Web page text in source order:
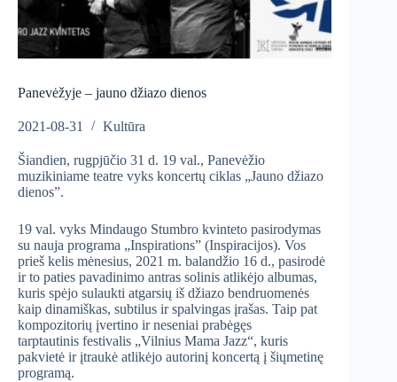
Panevėžyje – jauno džiazo dienos
2021-08-31 Kultūra
Šiandien, rugpjūčio 31 d. 19 val., Panevėžio
muzikiniame teatre vyks koncertų ciklas „Jauno džiazo
dienos”.
19 val. vyks Mindaugo Stumbro kvinteto pasirodymas
su nauja programa „Inspirations” (Inspiracijos). Vos
prieš kelis mėnesius, 2021 m. balandžio 16 d., pasirodė
ir to paties pavadinimo antras solinis atlikėjo albumas,
kuris spėjo sulaukti atgarsių iš džiazo bendruomenės
kaip dinamiškas, subtilus ir spalvingas įrašas. Taip pat
kompozitorių įvertino ir neseniai prabėgęs
tarptautinis festivalis „Vilnius Mama Jazz“, kuris
pakvietė ir įtraukė atlikėjo autorinį koncertą į šiųmetinę
programą.